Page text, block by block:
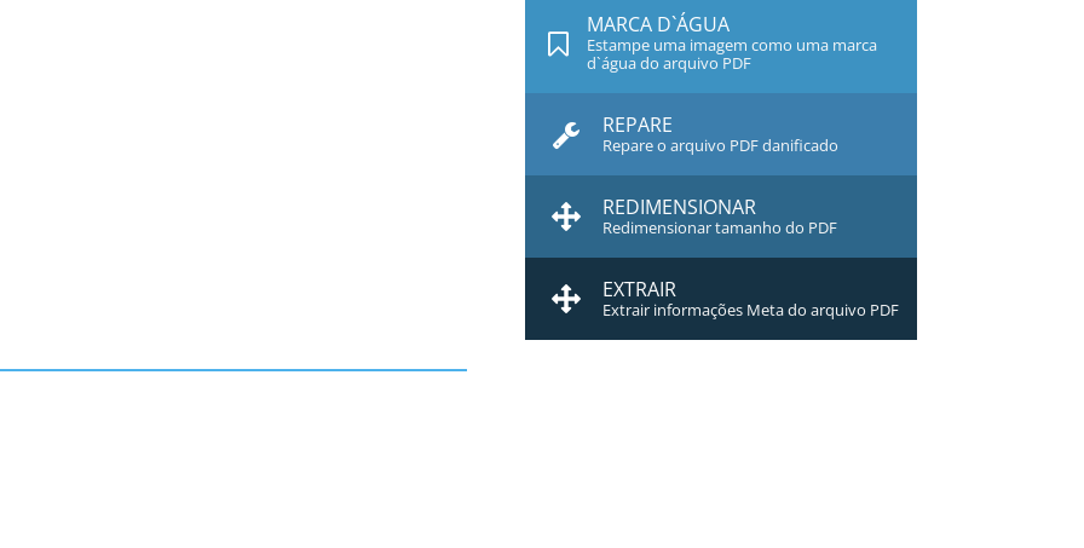
MARCA D`ÁGUA
Estampe uma imagem como uma marca
d`água do arquivo PDF
REPARE
Repare o arquivo PDF danificado
REDIMENSIONAR
Redimensionar tamanho do PDF
EXTRAIR
Extrair informações Meta do arquivo PDF